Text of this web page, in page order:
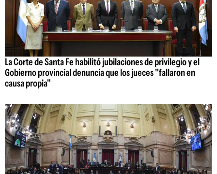
La Corte de Santa Fe habilitó jubilaciones de privilegio y el
Gobierno provincial denuncia que los jueces "fallaron en
causa propia"